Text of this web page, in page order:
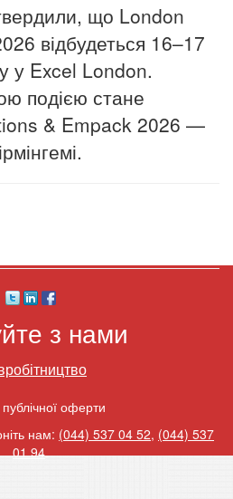
що London
відбудеться 16–17
у Excel London.
подією стане
& Empack 2026 —
з нами
публічної оферти
нам: (044) 537 04 52, (044) 537
01 94.